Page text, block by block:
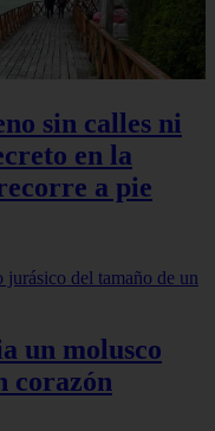
sin calles ni
en la
a pie
un molusco
corazón